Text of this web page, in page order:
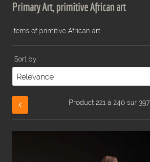
Primary Art, primitive African art
items of primitive African art.
Sort by
Product 221 à 240 sur 397